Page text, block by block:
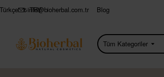
info@bioherbal.com.tr Blog
₺ TRY
Tüm Kategoriler
Ürün
ara...